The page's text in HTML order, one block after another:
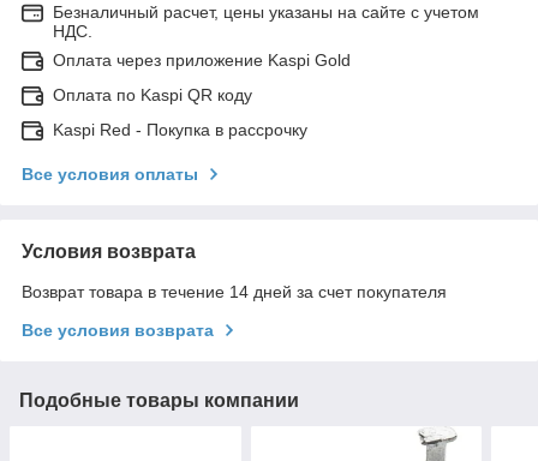
Безналичный расчет, цены указаны на сайте с учетом
НДС.
Оплата через приложение Kaspi Gold
Оплата по Kaspi QR коду
Kaspi Red - Покупка в рассрочку
Все условия оплаты
Условия возврата
Возврат товара в течение 14 дней за счет покупателя
Все условия возврата
Подобные товары компании